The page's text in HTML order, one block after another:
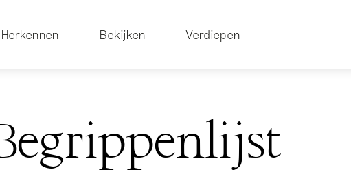
Herkennen Bekijken Verdiepen